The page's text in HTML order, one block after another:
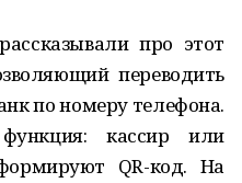
про этот
переводить
по номеру телефона.
кассир или
QR-код. На